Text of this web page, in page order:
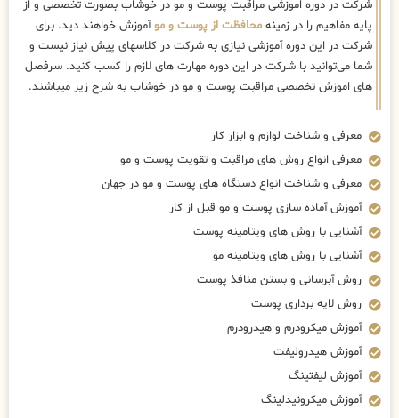
شرکت در دوره اموزشی مراقبت پوست و مو در خوشاب بصورت تخصصی و از
پایه مفاهیم را در زمینه محافظت از پوست و موآموزش خواهند دید. برای
شرکت در این دوره آموزشی نیازی به شرکت در کلاسهای پیش نیاز نیست و
شما می‌توانید با شرکت در این دوره مهارت های لازم را کسب کنید. سرفصل
های اموزش تخصصی مراقبت پوست و مو در خوشاب به شرح زیر میباشند.
معرفی و شناخت لوازم و ابزار کار
معرفی انواع روش های مراقبت و تقویت پوست و مو
معرفی و شناخت انواع دستگاه های پوست و مو در جهان
آموزش آماده سازی پوست و مو قبل از کار
آشنایی با روش های ویتامینه پوست
آشنایی با روش های ویتامینه مو
روش آبرسانی و بستن منافذ پوست
روش لایه برداری پوست
آموزش میکرودرم و هیدرودرم
آموزش هیدرولیفت
آموزش لیفتینگ
آموزش میکرونیدلینگ